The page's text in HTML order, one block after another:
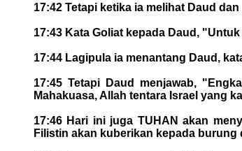
17:42 Tetapi ketika ia melihat Daud
17:43 Kata Goliat kepada Daud,
17:44 Lagipula ia menantang Daud,
17:45 Tetapi Daud menjawab,
Mahakuasa, Allah tentara Israel yang
17:46 Hari ini juga TUHAN akan
Filistin akan kuberikan kepada